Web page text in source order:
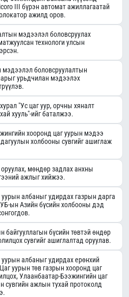
III бүрэн автомат ажиллагаатай
ажилд оров.
мэдээлэл боловсруулах
технологи улсын
боловсруулалтын
урьдчилан мэдээлэх
"Ус цаг уур, орчны хяналт
хууль"-ийг баталжээ.
хооронд цаг уурын мэдээ
холбооны сувгийг ашиглаж
мөндөр задлах анхны
ажлыг хийжээ.
албаныг удирдах газрын дарга
ын Азийн бүсийн холбооны дэд
байгууллагын бүсийн төвтэй өндөр
сувгийг ашиглалтад оруулав.
албаныг удирдах ерөнхий
уурын төв газрын хооронд цаг
Улаанбаатар-Бээжингийн цаг
сувгийн ажлын тухай протоколд